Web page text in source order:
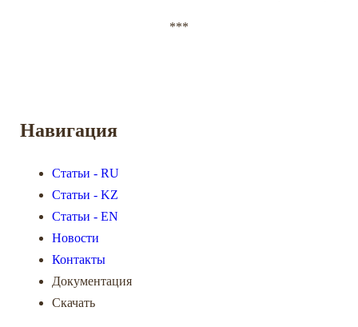
***
Навигация
Статьи - RU
Статьи - KZ
Статьи - EN
Новости
Контакты
Документация
Скачать